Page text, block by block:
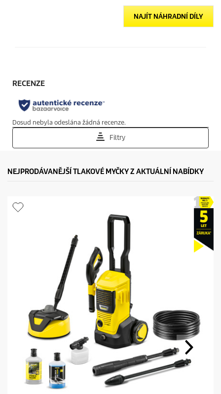
NAJÍT NÁHRADNÍ DÍLY
NEJPRODÁVANĚJŠÍ TLAKOVÉ MYČKY Z AKTUÁLNÍ NABÍDKY